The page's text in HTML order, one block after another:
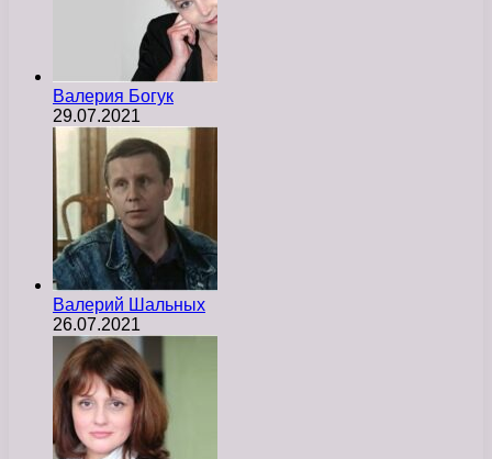
Валерия Богук
29.07.2021
Валерий Шальных
26.07.2021